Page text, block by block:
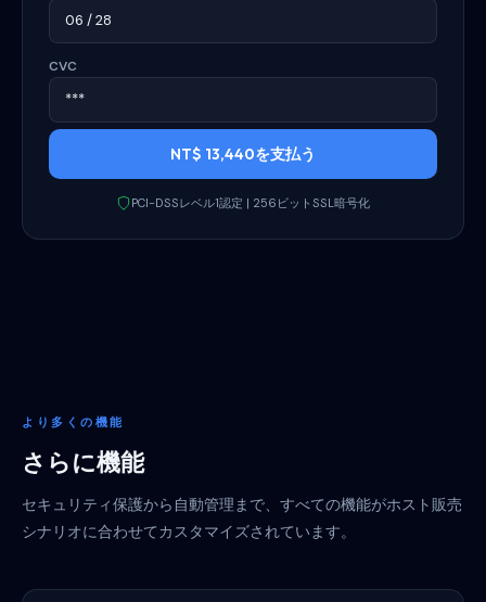
06 / 28
CVC
***
NT$ 13,440を支払う
PCI-DSSレベル1認定 | 256ビットSSL暗号化
より多くの機能
さらに機能
セキュリティ保護から自動管理まで、すべての機能がホスト販売
シナリオに合わせてカスタマイズされています。